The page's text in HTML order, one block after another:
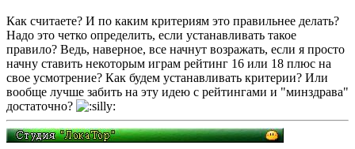
Как считаете? И по каким критериям это правильнее делать?
Надо это четко определить, если устанавливать такое
правило? Ведь, наверное, все начнут возражать, если я просто
начну ставить некоторым играм рейтинг 16 или 18 плюс на
свое усмотрение? Как будем устанавливать критерии? Или
вообще лучше забить на эту идею с рейтингами и "минздрава"
достаточно?